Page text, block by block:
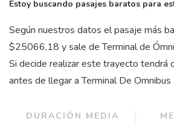
Estoy buscando pasajes baratos para
Según nuestros datos el pasaje más
$25066,18 y sale de Terminal de
Si decide realizar este trayecto tendrá
antes de llegar a Terminal De Omnibus
DURACIÓN MEDIA